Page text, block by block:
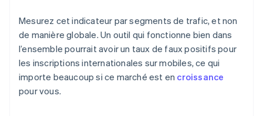
Mesurez cet indicateur par segments de trafic, et non
de manière globale. Un outil qui fonctionne bien dans
l’ensemble pourrait avoir un taux de faux positifs pour
les inscriptions internationales sur mobiles, ce qui
importe beaucoup si ce marché est en croissance
pour vous.